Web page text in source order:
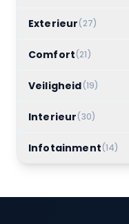
Exterieur(27)
Comfort(21)
Veiligheid(19)
Interieur(30)
Infotainment(14)